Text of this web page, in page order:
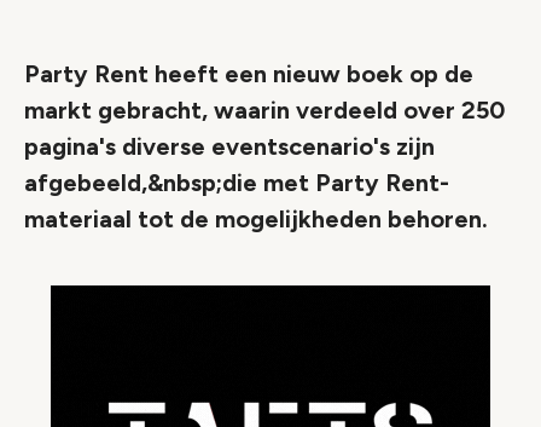
Party Rent heeft een nieuw boek op de
markt gebracht, waarin verdeeld over 250
pagina's diverse eventscenario's zijn
afgebeeld,&nbsp;die met Party Rent-
materiaal tot de mogelijkheden behoren.